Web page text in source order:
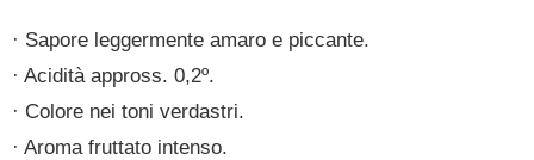
Sapore leggermente amaro e piccante.
Acidità appross. 0,2º.
Colore nei toni verdastri.
Aroma fruttato intenso.